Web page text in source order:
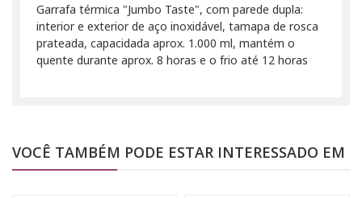
Garrafa térmica "Jumbo Taste", com parede dupla:
interior e exterior de aço inoxidável, tamapa de rosca
prateada, capacidada aprox. 1.000 ml, mantém o
quente durante aprox. 8 horas e o frio até 12 horas
VOCÊ TAMBÉM PODE ESTAR INTERESSADO EM